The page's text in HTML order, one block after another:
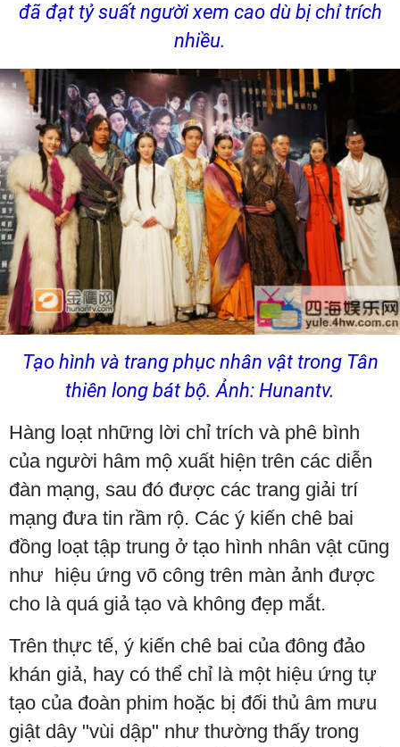
đã đạt tỷ suất người xem cao dù bị chỉ trích
nhiều.
Tạo hình và trang phục nhân vật trong Tân
thiên long bát bộ. Ảnh: Hunantv.
Hàng loạt những lời chỉ trích và phê bình
của người hâm mộ xuất hiện trên các diễn
đàn mạng, sau đó được các trang giải trí
mạng đưa tin rầm rộ. Các ý kiến chê bai
đồng loạt tập trung ở tạo hình nhân vật cũng
như hiệu ứng võ công trên màn ảnh được
cho là quá giả tạo và không đẹp mắt.
Trên thực tế, ý kiến chê bai của đông đảo
khán giả, hay có thể chỉ là một hiệu ứng tự
tạo của đoàn phim hoặc bị đối thủ âm mưu
giật dây "vùi dập" như thường thấy trong